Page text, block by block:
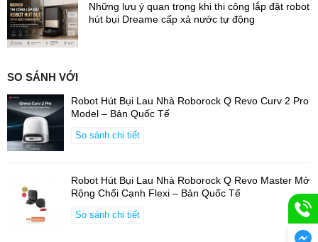
Những lưu ý quan trọng khi thi công lắp đặt robot
hút bụi Dreame cấp xả nước tự động
SO SÁNH VỚI
Robot Hút Bụi Lau Nhà Roborock Q Revo Curv 2 Pro
Model – Bản Quốc Tế
So sánh chi tiết
Robot Hút Bụi Lau Nhà Roborock Q Revo Master Mở
Rộng Chổi Cạnh Flexi – Bản Quốc Tế
So sánh chi tiết